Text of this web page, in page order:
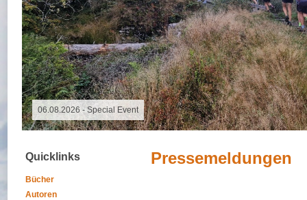
06.08.2026 -
Quicklinks
Bücher
Autoren
Pressemeldungen